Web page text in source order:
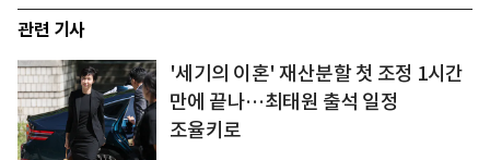
관련 기사
'세기의 이혼' 재산분할 첫 조정 1시간
만에 끝나…최태원 출석 일정
조율키로